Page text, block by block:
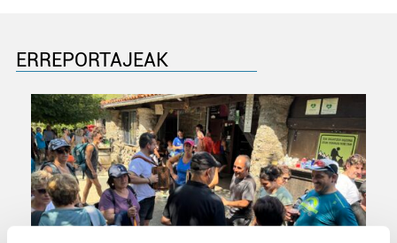
ERREPORTAJEAK